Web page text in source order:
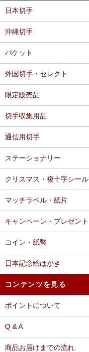
日本切手
沖縄切手
パケット
外国切手・セレクト
限定販売品
切手収集用品
通信用切手
ステーショナリー
クリスマス・複十字シール
マッチラベル・紙片
キャンペーン・プレゼント
コイン・紙幣
日本記念絵はがき
コンテンツを見る
ポイントについて
Q & A
商品お届けまでの流れ